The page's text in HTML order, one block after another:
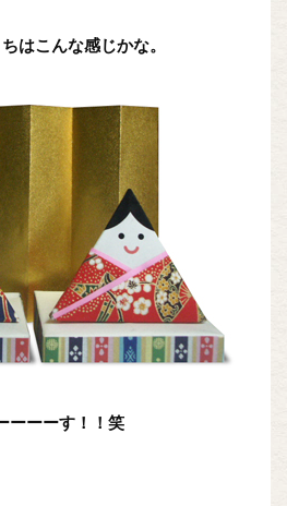
はこんな感じかな。
ーーーす！！笑